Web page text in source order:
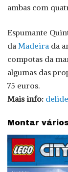
ambas com
Espumante
da Madeira da
compotas da
algumas das
75 euros.
Mais info:
Montar